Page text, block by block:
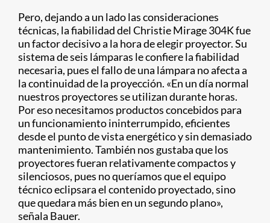
Pero, dejando a un lado las consideraciones
técnicas, la fiabilidad del Christie Mirage 304K fue
un factor decisivo a la hora de elegir proyector. Su
sistema de seis lámparas le confiere la fiabilidad
necesaria, pues el fallo de una lámpara no afecta a
la continuidad de la proyección. «En un día normal
nuestros proyectores se utilizan durante horas.
Por eso necesitamos productos concebidos para
un funcionamiento ininterrumpido, eficientes
desde el punto de vista energético y sin demasiado
mantenimiento. También nos gustaba que los
proyectores fueran relativamente compactos y
silenciosos, pues no queríamos que el equipo
técnico eclipsara el contenido proyectado, sino
que quedara más bien en un segundo plano»,
señala Bauer.